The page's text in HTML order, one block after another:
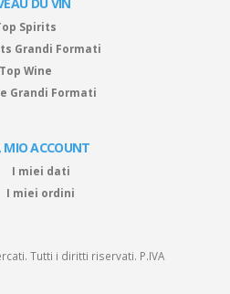
Spirits
Grandi Formati
Top Wine
Grandi Formati
MIO ACCOUNT
I miei dati
I miei ordini
Tutti i diritti riservati. P.IVA